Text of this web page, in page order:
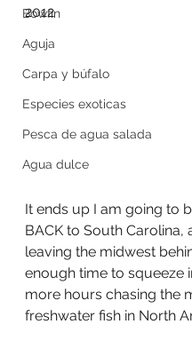
Bowfin
Aguja
Carpa y búfalo
Especies exoticas
Pesca de agua salada
Agua dulce
2012
It ends up I am going to
BACK to South Carolina,
leaving the midwest
enough time to squeeze
more hours chasing the
freshwater fish in North